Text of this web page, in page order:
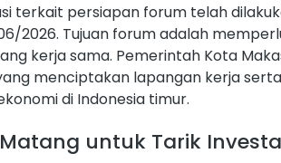
terkait persiapan forum telah
2026. Tujuan forum adalah
kerja sama. Pemerintah Kota
menciptakan lapangan kerja
di Indonesia timur.
untuk Tarik